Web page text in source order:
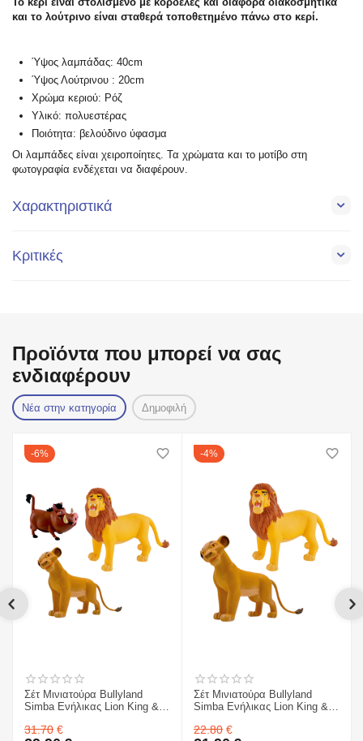
και το λούτρινο είναι σταθερά τοποθετημένο πάνω στο κερί.
Ύψος λαμπάδας: 40cm
Ύψος Λούτρινου : 20cm
Χρώμα κεριού: Ρόζ
Υλικό: πολυεστέρας
Ποιότητα: βελούδινο ύφασμα
Οι λαμπάδες είναι χειροποίητες. Τα χρώματα και το μοτίβο στη
φωτογραφία ενδέχεται να διαφέρουν.
Χαρακτηριστικά
Κριτικές
Προϊόντα που μπορεί να σας
ενδιαφέρουν
Νέα στην κατηγορία Δημοφιλή
6%
Σέτ Μινιατούρα Bullyland
Simba Ενήλικας Lion King &
31.70 €
4%
Σέτ Μινιατούρα Bullyland
Simba Ενήλικας Lion King &
22.80 €